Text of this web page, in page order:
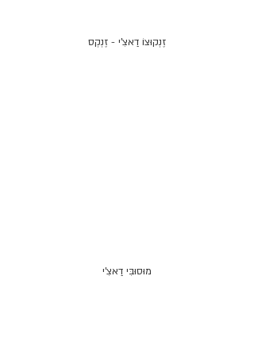
זֶנְקוּצוֹ דַאצִ'י - זֶנְקְס
מוּסוּבִּי דַאצִ'י